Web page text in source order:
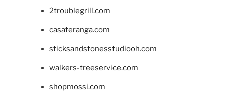
2troublegrill.com
casateranga.com
sticksandstonesstudiooh.com
walkers-treeservice.com
shopmossi.com